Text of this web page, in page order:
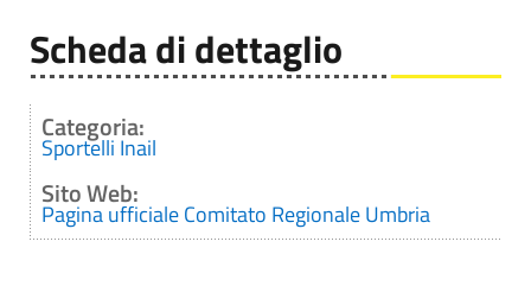
Scheda di dettaglio
Categoria:
Sportelli Inail
Sito Web:
Pagina ufficiale Comitato Regionale Umbria